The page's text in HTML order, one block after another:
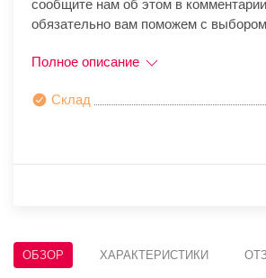
сообщите нам об этом в
обязательно вам поможем с
Полное описание
Склад
ОБЗОР ХАРАКТЕРИСТИКИ